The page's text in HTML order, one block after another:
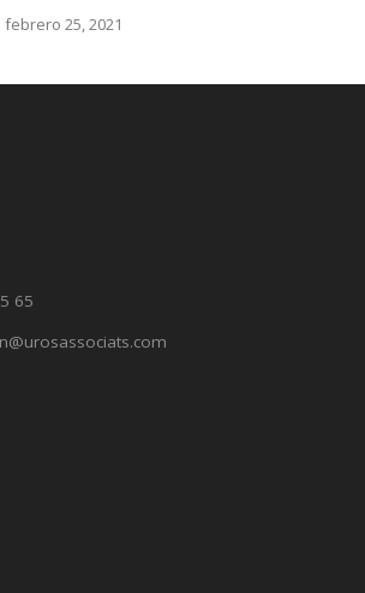
febrero 25, 2021
65